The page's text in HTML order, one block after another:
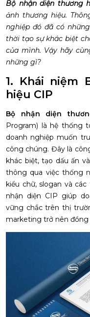
Bộ nhận diện thương
ảnh thương hiệu.
nghiệp đó đã có
thời tạo sự khác biệt
của mình. Vậy hãy
những gì?
1. Khái niệm
hiệu CIP
Bộ nhận diện
Program) là hệ thống
doanh nghiệp muốn
công chúng. Đây là
khác biệt, tạo dấu ấn
thông qua việc thống
kiểu chữ, slogan và
nhận diện CIP giúp
vững chắc trên thị
marketing trở nên đồng